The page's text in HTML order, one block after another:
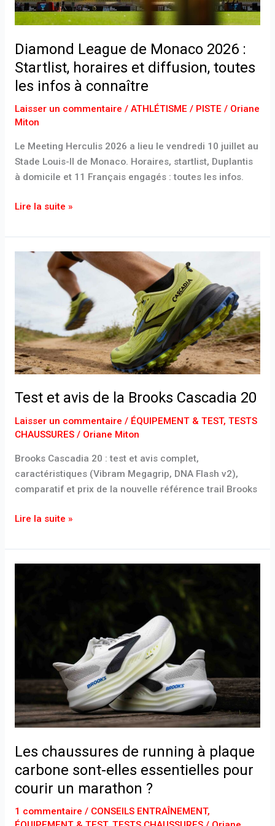
Diamond League de Monaco 2026 :
Startlist, horaires et diffusion, toutes
les infos à connaître
Laisser un commentaire / ATHLÉTISME / PISTE/ Oriane
Miton
Le Meeting Herculis 2026 a lieu le vendredi 10 juillet au
Stade Louis-II de Monaco. Horaires, startlist, Duplantis
à domicile et 11 Français engagés : toutes les infos.
diffusion,
toutes
infos
à
connaître
Lire la suite »
Test et avis de la Brooks Cascadia 20
Laisser un commentaire / ÉQUIPEMENT & TEST, TESTS
CHAUSSURES/ Oriane Miton
Brooks Cascadia 20 : test et avis complet,
caractéristiques (Vibram Megagrip, DNA Flash v2),
comparatif et prix de la nouvelle référence trail Brooks
Brooks
Cascadia
20
Lire la suite »
Les chaussures de running à plaque
carbone sont-elles essentielles pour
courir un marathon ?
1 commentaire / CONSEILS ENTRAÎNEMENT,
running
sont-
elles
essentielles
pour
un
marathon
?